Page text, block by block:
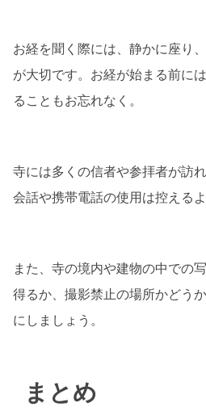
お経を聞く際には、静かに座り
が大切です。お経が始まる前に
ることもお忘れなく。
寺には多くの信者や参拝者が訪
会話や携帯電話の使用は控える
また、寺の境内や建物の中での
得るか、撮影禁止の場所かどう
にしましょう。
まとめ